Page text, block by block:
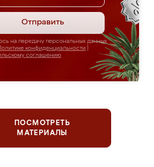
Отправить
на передачу персональных данных
конфиденциальности
соглашению
ПОСМОТРЕТЬ
МАТЕРИАЛЫ